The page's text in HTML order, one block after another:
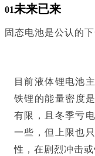
01未来已来
固态电池是公认的
目前液体锂电池
铁锂的能量密度
有限，且冬季亏
一些，但上限也
性，在剧烈冲击或